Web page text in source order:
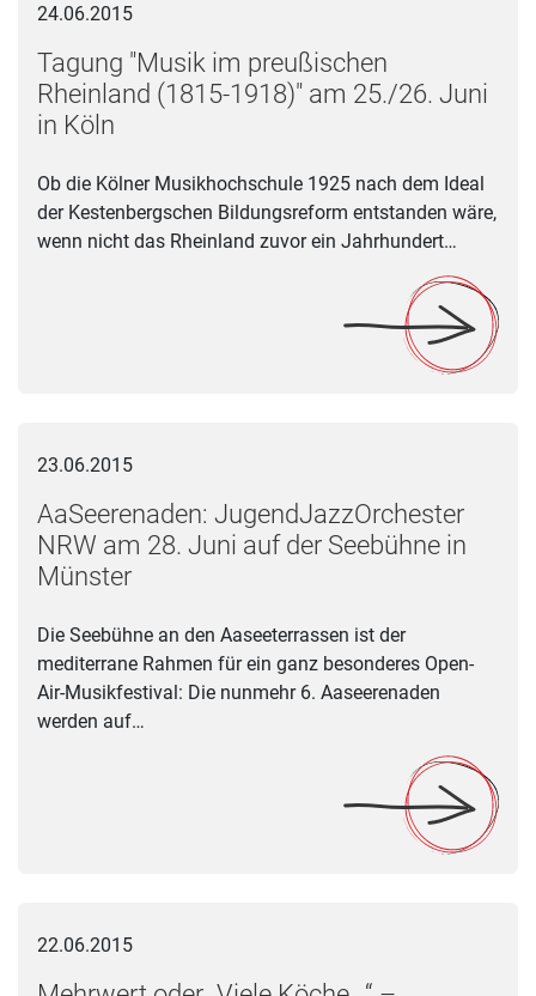
24.06.2015
Tagung "Musik im preußischen
Rheinland (1815-1918)" am 25./26. Juni
in Köln
Ob die Kölner Musikhochschule 1925 nach dem Ideal
der Kestenbergschen Bildungsreform entstanden wäre,
wenn nicht das Rheinland zuvor ein Jahrhundert…
23.06.2015
AaSeerenaden: JugendJazzOrchester
NRW am 28. Juni auf der Seebühne in
Münster
Die Seebühne an den Aaseeterrassen ist der
mediterrane Rahmen für ein ganz besonderes Open-
Air-Musikfestival: Die nunmehr 6. Aaseerenaden
werden auf…
22.06.2015